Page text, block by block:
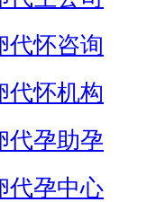
代怀咨询
代怀机构
代孕助孕
代孕中心